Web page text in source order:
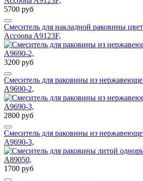
5700 руб
Смеситель для накладной раковины
Accoona A9123F,
3200 руб
Cмеситель для раковины из
A9690-2,
2800 руб
Cмеситель для раковины из
A9690-3,
1700 руб